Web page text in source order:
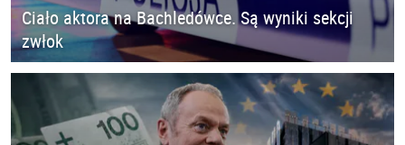
Ciało aktora na Bachledówce. Są wyniki sekcji
zwłok